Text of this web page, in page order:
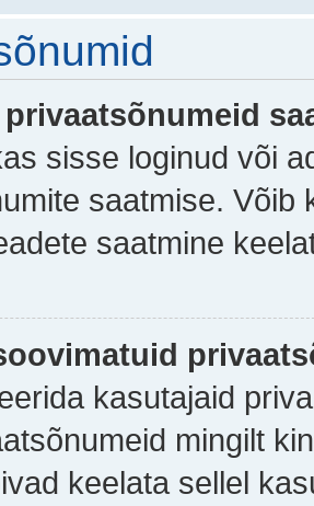
privaatsõnumeid
sisse loginud või
saatmise. Võib
saatmine
kasutajaid
mingilt
keelata sellel